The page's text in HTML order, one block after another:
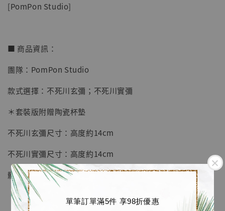
單筆訂單滿5件 享98折優惠
【店內現貨】七龍珠 系列蒐藏雕像 悟空 鳥山
明紀念款 [奇蹟工作室]
NT$ 5,580
加購優惠【海賊王 布魯克達摩 [7STARS Studio]】
[PomPon Studio]
■ 商品資訊：
團隊：PomPon Studio
款式選擇：不死川玄彌；不死川實彌
＊套裝版附贈陶瓷杯墊
不死川玄彌尺寸：高度約14cm
不死川實彌尺寸：高度約14cm
體數：限量99套